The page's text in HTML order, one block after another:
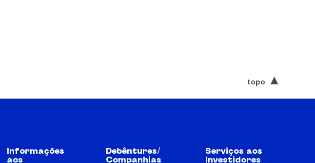
topo
Informações
aos
Debêntures/
Companhias
Serviços aos
Investidores